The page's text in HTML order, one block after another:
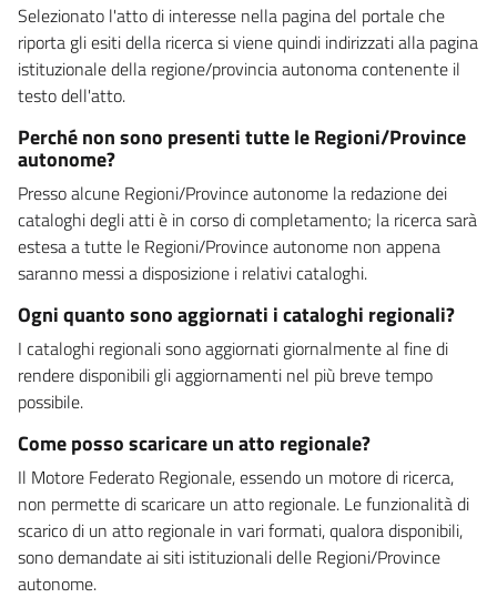
Selezionato l'atto di interesse nella pagina del portale che
riporta gli esiti della ricerca si viene quindi indirizzati alla pagina
istituzionale della regione/provincia autonoma contenente il
testo dell'atto.
Perché non sono presenti tutte le Regioni/Province
autonome?
Presso alcune Regioni/Province autonome la redazione dei
cataloghi degli atti è in corso di completamento; la ricerca sarà
estesa a tutte le Regioni/Province autonome non appena
saranno messi a disposizione i relativi cataloghi.
Ogni quanto sono aggiornati i cataloghi regionali?
I cataloghi regionali sono aggiornati giornalmente al fine di
rendere disponibili gli aggiornamenti nel più breve tempo
possibile.
Come posso scaricare un atto regionale?
Il Motore Federato Regionale, essendo un motore di ricerca,
non permette di scaricare un atto regionale. Le funzionalità di
scarico di un atto regionale in vari formati, qualora disponibili,
sono demandate ai siti istituzionali delle Regioni/Province
autonome.